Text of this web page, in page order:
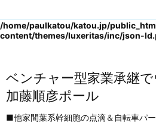
/home/paulkatou/katou.jp/
content/themes/luxeritas/inc/json-
ベンチャー型家業承継で
加藤順彦ポール
■他家間葉系幹細胞の点滴＆自転車パ